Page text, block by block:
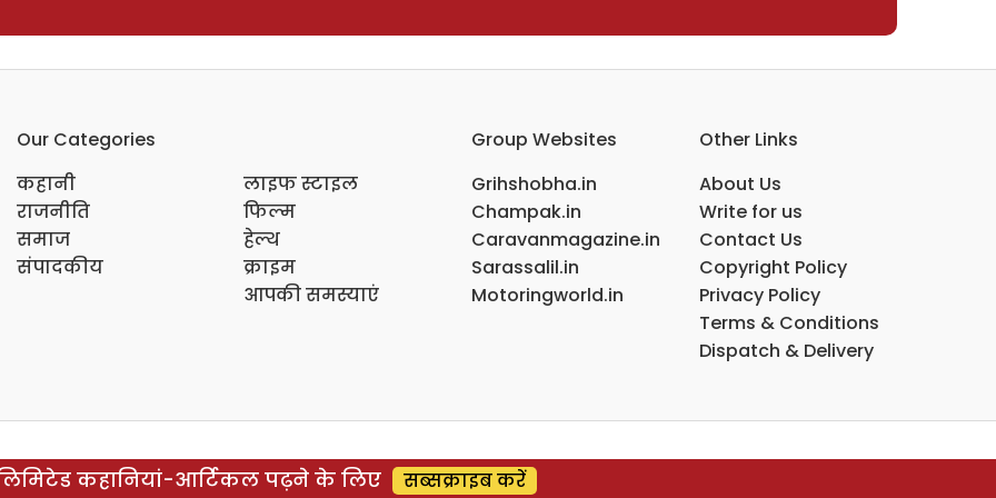
Our Categories
कहानी
राजनीति
समाज
संपादकीय
लाइफ स्टाइल
फिल्म
हेल्थ
क्राइम
आपकी समस्याएं
Group Websites
Grihshobha.in
Champak.in
Caravanmagazine.in
Sarassalil.in
Motoringworld.in
Other Links
About Us
Write for us
Contact Us
Copyright Policy
Privacy Policy
Terms & Conditions
Dispatch & Delivery
कहानियां-आर्टिकल पढ़ने के लिए सब्सक्राइब करें